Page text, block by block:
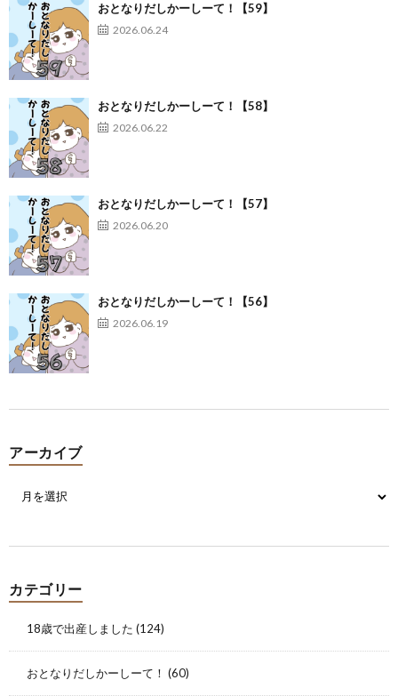
おとなりだしかーしーて！【59】
2026.06.24
おとなりだしかーしーて！【58】
2026.06.22
おとなりだしかーしーて！【57】
2026.06.20
おとなりだしかーしーて！【56】
2026.06.19
アーカイブ
カテゴリー
18歳で出産しました (124)
おとなりだしかーしーて！ (60)